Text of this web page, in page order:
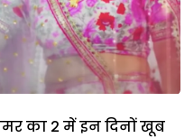
का 2 में इन दिनों खूब